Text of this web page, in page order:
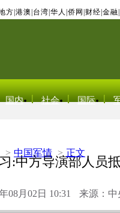
方 港澳 台湾 华人 侨网 财经 金融
国内 社会 国际
> 中国军情 > 正文
:中方导演部人员
08月02日 10:31 来源：中